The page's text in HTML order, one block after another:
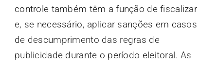
controle também têm a função de fiscalizar
e, se necessário, aplicar sanções em casos
de descumprimento das regras de
publicidade durante o período eleitoral. As